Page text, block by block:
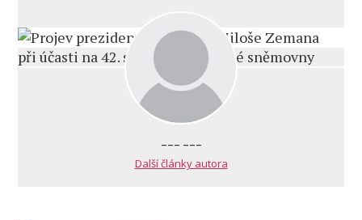
--- ---
Další články autora